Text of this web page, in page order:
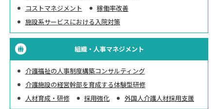
コストマネジメント
稼働率改善
施設系サービスにおける入院対策
組織・人事マネジメント
介護福祉の人事制度構築コンサルティング
介護施設の経営幹部を育成する体験型研修
人材育成・研修
採用強化 外国人介護人材採用支援